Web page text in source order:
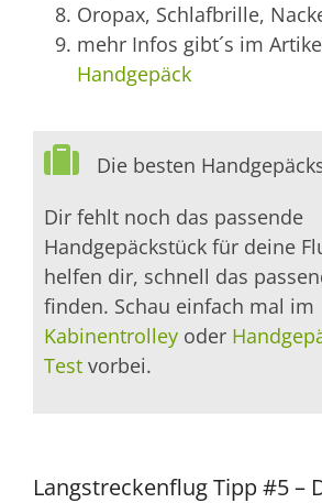
Oropax, Schlafbrille,
mehr Infos gibt´s im
Handgepäck
Die besten
Dir fehlt noch das passende
Handgepäckstück für deine
helfen dir, schnell das
finden. Schau einfach mal im
Kabinentrolley oder
Test vorbei.
Langstreckenflug Tipp #5 –